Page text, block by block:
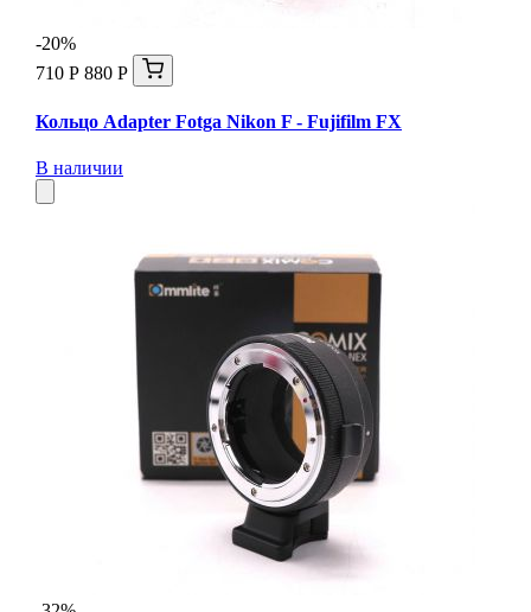
-20%
710 Р 880 Р
Кольцо Adapter Fotga Nikon F - Fujifilm FX
В наличии